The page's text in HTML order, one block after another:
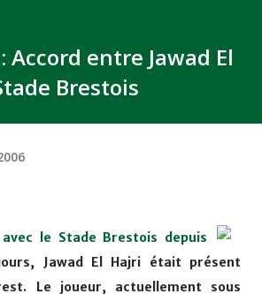
entre Jawad El
Brestois
le Stade Brestois depuis
Jawad El Hajri était présent
Le joueur, actuellement sous